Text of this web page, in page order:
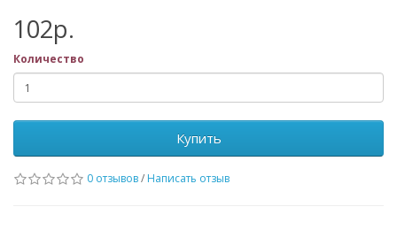
102р.
Количество
Купить
0 отзывов/ Написать отзыв